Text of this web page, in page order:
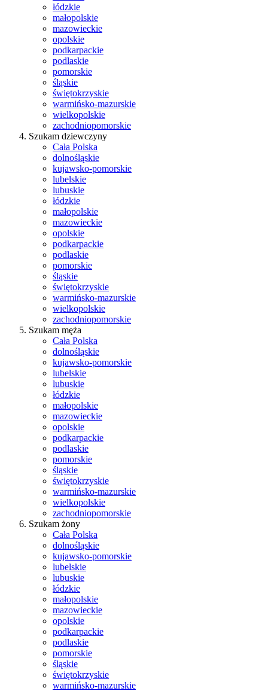
łódzkie
małopolskie
mazowieckie
opolskie
podkarpackie
podlaskie
pomorskie
śląskie
świętokrzyskie
warmińsko-mazurskie
wielkopolskie
zachodniopomorskie
Szukam dziewczyny
Cała Polska
dolnośląskie
kujawsko-pomorskie
lubelskie
lubuskie
łódzkie
małopolskie
mazowieckie
opolskie
podkarpackie
podlaskie
pomorskie
śląskie
świętokrzyskie
warmińsko-mazurskie
wielkopolskie
zachodniopomorskie
Szukam męża
Cała Polska
dolnośląskie
kujawsko-pomorskie
lubelskie
lubuskie
łódzkie
małopolskie
mazowieckie
opolskie
podkarpackie
podlaskie
pomorskie
śląskie
świętokrzyskie
warmińsko-mazurskie
wielkopolskie
zachodniopomorskie
Szukam żony
Cała Polska
dolnośląskie
kujawsko-pomorskie
lubelskie
lubuskie
łódzkie
małopolskie
mazowieckie
opolskie
podkarpackie
podlaskie
pomorskie
śląskie
świętokrzyskie
warmińsko-mazurskie